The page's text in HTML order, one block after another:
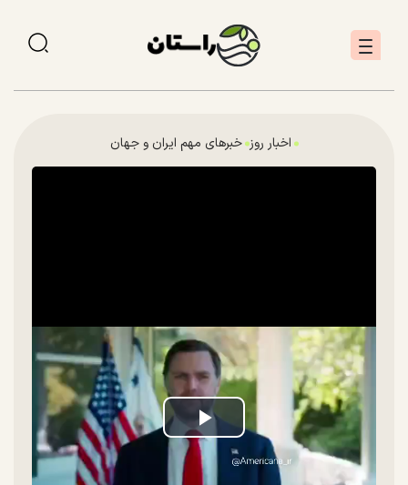
اخبار روز خبرهای مهم ایران و جهان
Play
Video